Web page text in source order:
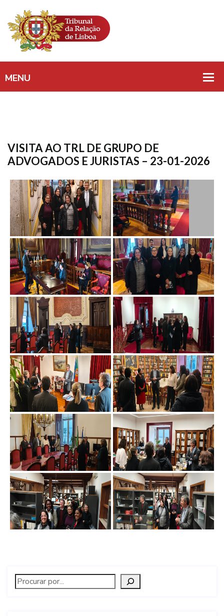
VISITA AO TRL DE GRUPO DE
ADVOGADOS E JURISTAS – 23-01-2026